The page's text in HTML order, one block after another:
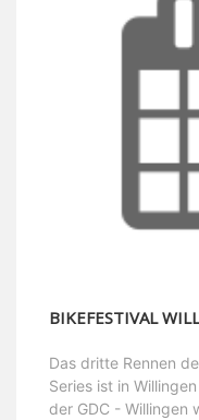
BIKEFESTIVAL
Das dritte Rennen
Series ist in
der GDC - Willingen